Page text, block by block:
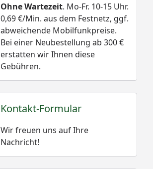
Ohne Wartezeit. Mo-Fr. 10-15 Uhr.
0,69 €/Min. aus dem Festnetz, ggf.
abweichende Mobilfunkpreise.
Bei einer Neubestellung ab 300 €
erstatten wir Ihnen diese
Gebühren.
Kontakt-Formular
Wir freuen uns auf Ihre
Nachricht!